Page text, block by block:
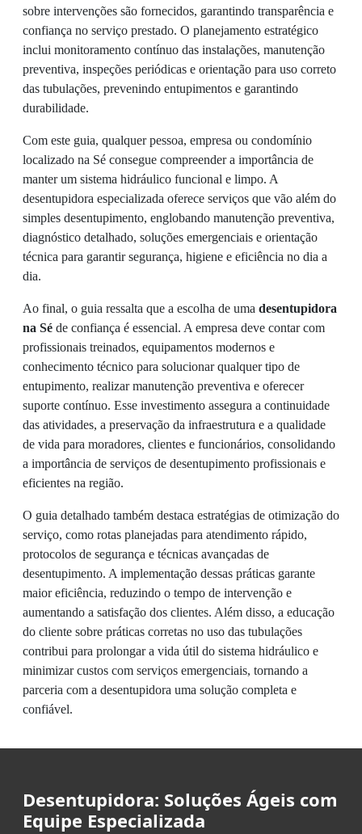
sobre intervenções são fornecidos, garantindo transparência e
confiança no serviço prestado. O planejamento estratégico
inclui monitoramento contínuo das instalações, manutenção
preventiva, inspeções periódicas e orientação para uso correto
das tubulações, prevenindo entupimentos e garantindo
durabilidade.
Com este guia, qualquer pessoa, empresa ou condomínio
localizado na Sé consegue compreender a importância de
manter um sistema hidráulico funcional e limpo. A
desentupidora especializada oferece serviços que vão além do
simples desentupimento, englobando manutenção preventiva,
diagnóstico detalhado, soluções emergenciais e orientação
técnica para garantir segurança, higiene e eficiência no dia a
dia.
Ao final, o guia ressalta que a escolha de uma desentupidora
na Sé de confiança é essencial. A empresa deve contar com
profissionais treinados, equipamentos modernos e
conhecimento técnico para solucionar qualquer tipo de
entupimento, realizar manutenção preventiva e oferecer
suporte contínuo. Esse investimento assegura a continuidade
das atividades, a preservação da infraestrutura e a qualidade
de vida para moradores, clientes e funcionários, consolidando
a importância de serviços de desentupimento profissionais e
eficientes na região.
O guia detalhado também destaca estratégias de otimização do
serviço, como rotas planejadas para atendimento rápido,
protocolos de segurança e técnicas avançadas de
desentupimento. A implementação dessas práticas garante
maior eficiência, reduzindo o tempo de intervenção e
aumentando a satisfação dos clientes. Além disso, a educação
do cliente sobre práticas corretas no uso das tubulações
contribui para prolongar a vida útil do sistema hidráulico e
minimizar custos com serviços emergenciais, tornando a
parceria com a desentupidora uma solução completa e
confiável.
Desentupidora: Soluções Ágeis com
Equipe Especializada